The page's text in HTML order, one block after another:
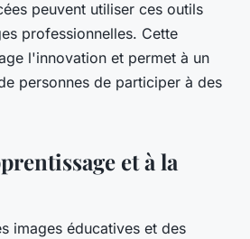
peuvent utiliser ces outils
professionnelles. Cette
l'innovation et permet à un
personnes de participer à des
et à la
images éducatives et des